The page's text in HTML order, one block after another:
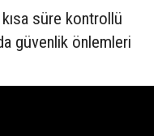
süre kontrollü
güvenlik önlemleri